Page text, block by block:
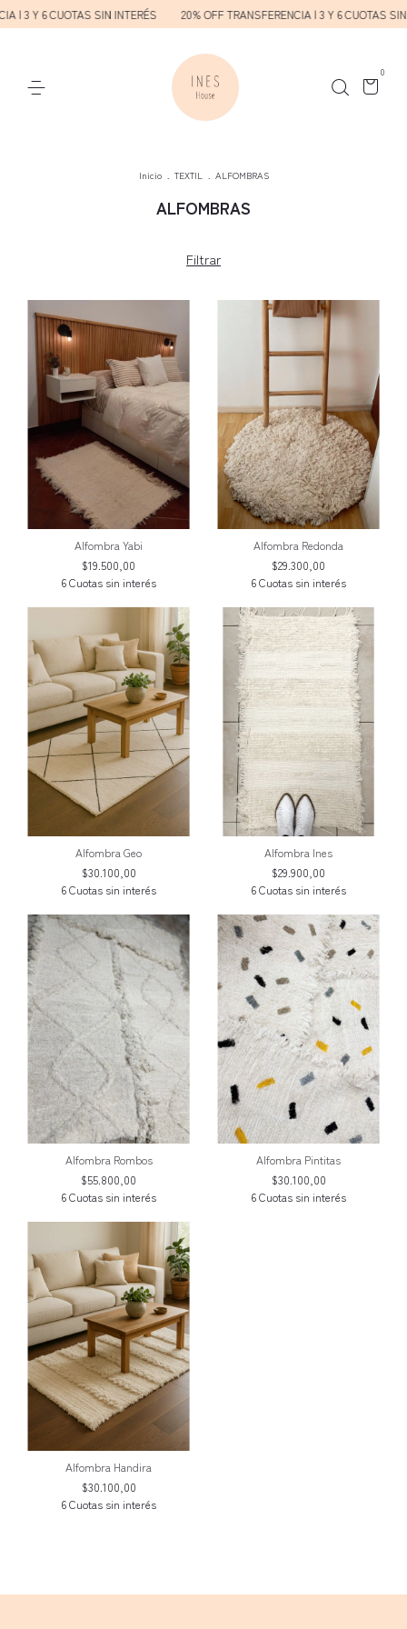
3 Y 6 CUOTAS SIN INTERÉS 20% OFF TRANSFERENCIA | 3 Y 6 CUOTAS SIN
0
Inicio . TEXTIL . ALFOMBRAS
ALFOMBRAS
Filtrar
Alfombra Yabi
$19.500,00
Alfombra Redonda
$29.300,00
Alfombra Geo
$30.100,00
Alfombra Ines
$29.900,00
Alfombra Rombos
$55.800,00
Alfombra Pintitas
$30.100,00
Alfombra Handira
$30.100,00